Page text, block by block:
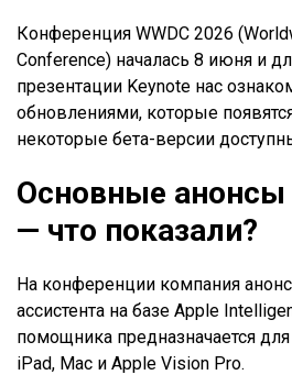
Конференция WWDC 2026
Conference) началась 8 июня и
презентации Keynote нас
обновлениями, которые
некоторые бета-версии
Основные анонсы
— что показали?
На конференции компания
ассистента на базе Apple
помощника предназначается
iPad, Mac и Apple Vision Pro.